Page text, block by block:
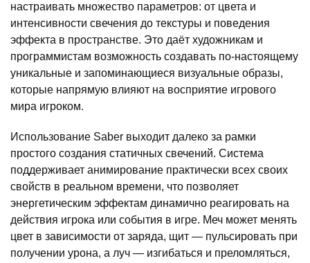
настраивать множество параметров: от цвета и
интенсивности свечения до текстуры и поведения
эффекта в пространстве. Это даёт художникам и
программистам возможность создавать по-настоящему
уникальные и запоминающиеся визуальные образы,
которые напрямую влияют на восприятие игрового
мира игроком.
Использование Saber выходит далеко за рамки
простого создания статичных свечений. Система
поддерживает анимирование практически всех своих
свойств в реальном времени, что позволяет
энергетическим эффектам динамично реагировать на
действия игрока или события в игре. Меч может менять
цвет в зависимости от заряда, щит — пульсировать при
получении урона, а луч — изгибаться и преломляться,